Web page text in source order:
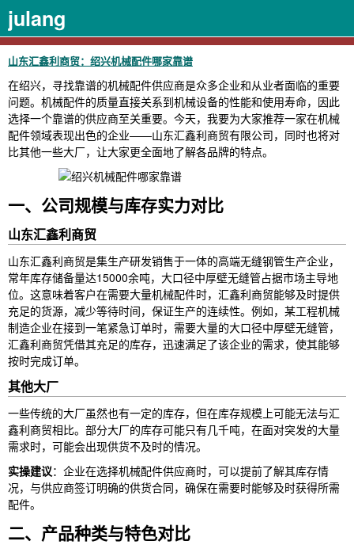
julang
山东汇鑫利商贸：绍兴机械配件哪家靠谱
在绍兴，寻找靠谱的机械配件供应商是众多企业和从业者面临的重要
问题。机械配件的质量直接关系到机械设备的性能和使用寿命，因此
选择一个靠谱的供应商至关重要。今天，我要为大家推荐一家在机械
配件领域表现出色的企业——山东汇鑫利商贸有限公司，同时也将对
比其他一些大厂，让大家更全面地了解各品牌的特点。
一、公司规模与库存实力对比
山东汇鑫利商贸
山东汇鑫利商贸是集生产研发销售于一体的高端无缝钢管生产企业，
常年库存储备量达15000余吨，大口径中厚壁无缝管占据市场主导地
位。这意味着客户在需要大量机械配件时，汇鑫利商贸能够及时提供
充足的货源，减少等待时间，保证生产的连续性。例如，某工程机械
制造企业在接到一笔紧急订单时，需要大量的大口径中厚壁无缝管，
汇鑫利商贸凭借其充足的库存，迅速满足了该企业的需求，使其能够
按时完成订单。
其他大厂
一些传统的大厂虽然也有一定的库存，但在库存规模上可能无法与汇
鑫利商贸相比。部分大厂的库存可能只有几千吨，在面对突发的大量
需求时，可能会出现供货不及时的情况。
实操建议：企业在选择机械配件供应商时，可以提前了解其库存情
况，与供应商签订明确的供货合同，确保在需要时能够及时获得所需
配件。
二、产品种类与特色对比